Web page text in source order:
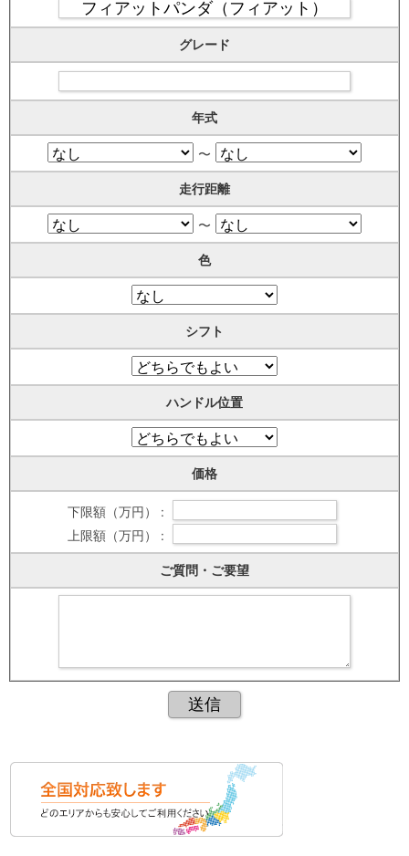
グレード
年式
〜
走行距離
〜
色
シフト
ハンドル位置
価格
下限額（万円） :
上限額（万円） :
ご質問・ご要望